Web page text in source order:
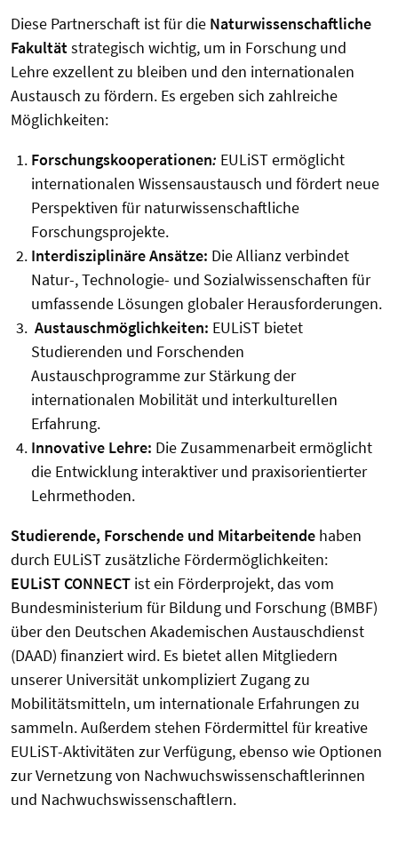
Diese Partnerschaft ist für die Naturwissenschaftliche
Fakultätstrategisch wichtig, um in Forschung und
Lehre exzellent zu bleiben und den internationalen
Austausch zu fördern. Es ergeben sich zahlreiche
Möglichkeiten:
Forschungskooperationen: EULiST ermöglicht
internationalen Wissensaustausch und fördert neue
Perspektiven für naturwissenschaftliche
Forschungsprojekte.
Interdisziplinäre Ansätze: Die Allianz verbindet
Natur-, Technologie- und Sozialwissenschaften für
umfassende Lösungen globaler Herausforderungen.
Austauschmöglichkeiten: EULiST bietet
Studierenden und Forschenden
Austauschprogramme zur Stärkung der
internationalen Mobilität und interkulturellen
Erfahrung.
Innovative Lehre: Die Zusammenarbeit ermöglicht
die Entwicklung interaktiver und praxisorientierter
Lehrmethoden.
Studierende, Forschende und Mitarbeitende haben
durch EULiST zusätzliche Fördermöglichkeiten:
EULiST CONNECT ist ein Förderprojekt, das vom
Bundesministerium für Bildung und Forschung (BMBF)
über den Deutschen Akademischen Austauschdienst
(DAAD) finanziert wird. Es bietet allen Mitgliedern
unserer Universität unkompliziert Zugang zu
Mobilitätsmitteln, um internationale Erfahrungen zu
sammeln. Außerdem stehen Fördermittel für kreative
EULiST-Aktivitäten zur Verfügung, ebenso wie Optionen
zur Vernetzung von Nachwuchswissenschaftlerinnen
und Nachwuchswissenschaftlern.